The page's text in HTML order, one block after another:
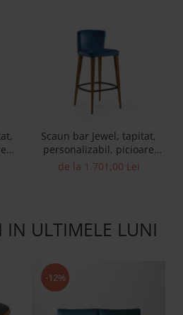
Scaun bar Jewel, tapitat,
personalizabil, picioare
lemn masiv si otel, stil
de la 1.701,00 Lei
IN ULTIMELE LUNI
-12%